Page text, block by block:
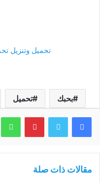
تحميل وتنزيل
بحبك تحميل
فيسبوك تويتر بينتيريست
مقالات ذات صلة